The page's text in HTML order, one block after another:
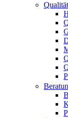
Qualität